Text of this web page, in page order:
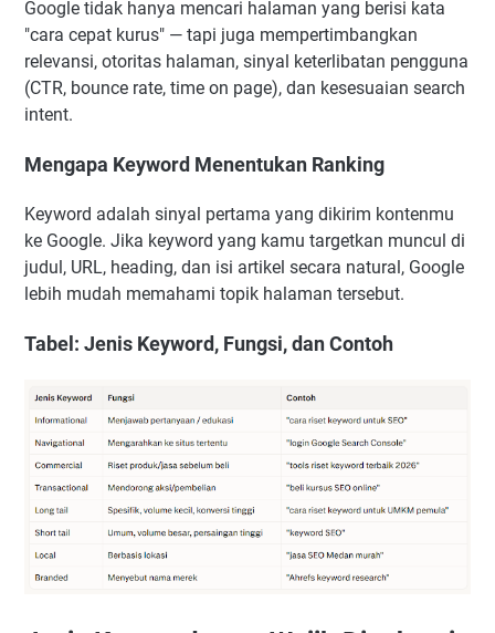
Google tidak hanya mencari halaman yang berisi kata
"cara cepat kurus" — tapi juga mempertimbangkan
relevansi, otoritas halaman, sinyal keterlibatan pengguna
(CTR, bounce rate, time on page), dan kesesuaian search
intent.
Mengapa Keyword Menentukan Ranking
Keyword adalah sinyal pertama yang dikirim kontenmu
ke Google. Jika keyword yang kamu targetkan muncul di
judul, URL, heading, dan isi artikel secara natural, Google
lebih mudah memahami topik halaman tersebut.
Tabel: Jenis Keyword, Fungsi, dan Contoh